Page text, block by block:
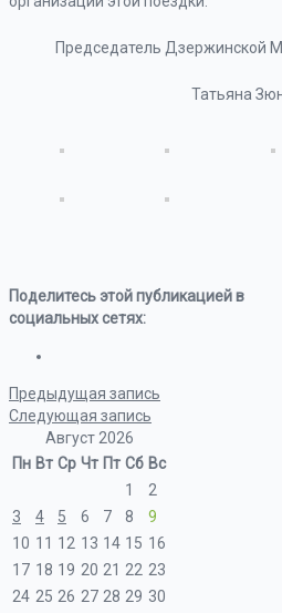
Председатель Дзержинской
Татьяна
Поделитесь этой публикацией в
социальных сетях:
Предыдущая запись
Следующая запись
Август 2026
Пн Вт Ср Чт Пт Сб Вс
1
2
3
4 5 6 7 8
9
10 11 12 13 14 15 16
17 18 19 20 21 22 23
24 25 26 27 28 29 30